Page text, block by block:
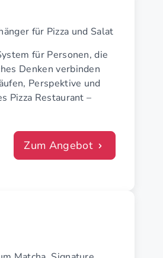
für Pizza und Salat
für Personen, die
Denken verbinden
Perspektive und
Pizza Restaurant –
Zum Angebot